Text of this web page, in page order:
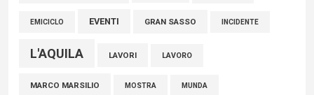
EMICICLO EVENTI GRAN SASSO INCIDENTE
L'AQUILA LAVORI LAVORO
MARCO MARSILIO MOSTRA MUNDA